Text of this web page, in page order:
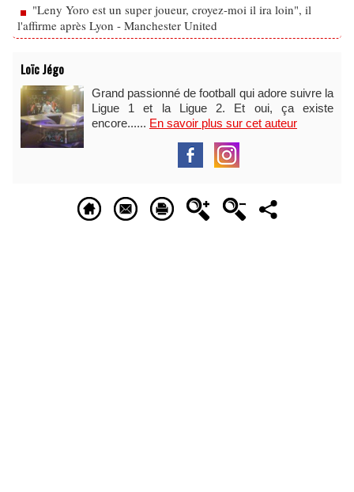
"Leny Yoro est un super joueur, croyez-moi il ira loin", il
l'affirme après Lyon - Manchester United
Loïc Jégo
Grand passionné de football qui adore suivre la
Ligue 1 et la Ligue 2. Et oui, ça existe
encore...... En savoir plus sur cet auteur